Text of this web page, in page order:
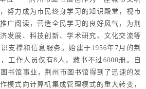
努力成为市民终身学习的知识殿堂，视市
广阅读，营造全民学习的良好风气，为荆
发展、科技创新、学术研究、文化交流等
支撑和信息服务。始建于1956年7月的荆
工作人员仅有8人，藏书不过6000册。自
书馆事业，荆州市图书馆得到了迅速的发
模式向计算机集成管理模式的重大转变，